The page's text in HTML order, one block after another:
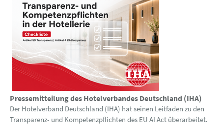
Pressemitteilung des Hotelverbandes Deutschland (IHA)
Der Hotelverband Deutschland (IHA) hat seinen Leitfaden zu den
Transparenz- und Kompetenzpflichten des EU AI Act überarbeitet.